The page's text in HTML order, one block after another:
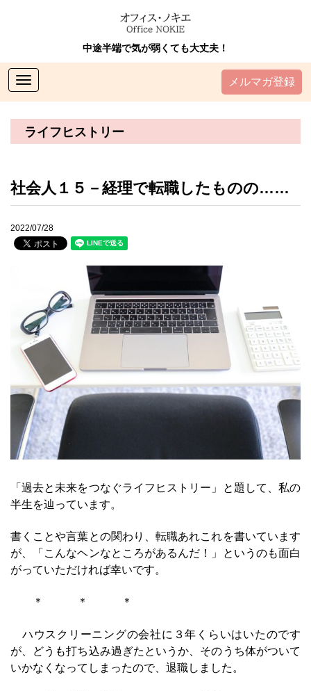
中途半端で気が弱くても大丈夫！
Toggle
navigation
メルマガ登録
ライフヒストリー
社会人１５－経理で転職したものの……
2022/07/28
「過去と未来をつなぐライフヒストリー」と題して、私の
半生を辿っています。
書くことや言葉との関わり、転職あれこれを書いています
が、「こんなヘンなところがあるんだ！」というのも面白
がっていただければ幸いです。
＊ ＊ ＊
ハウスクリーニングの会社に３年くらいはいたのです
が、どうも打ち込み過ぎたというか、そのうち体がついて
いかなくなってしまったので、退職しました。